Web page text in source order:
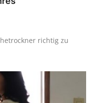
richtig zu